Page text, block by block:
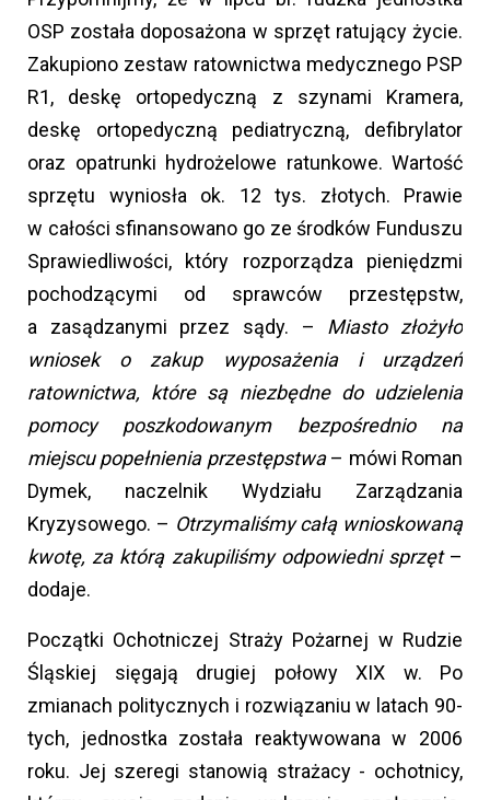
OSP została doposażona w sprzęt ratujący życie.
Zakupiono zestaw ratownictwa medycznego PSP
R1, deskę ortopedyczną z szynami Kramera,
deskę ortopedyczną pediatryczną, defibrylator
oraz opatrunki hydrożelowe ratunkowe. Wartość
sprzętu wyniosła ok. 12 tys. złotych. Prawie
w całości sfinansowano go ze środków Funduszu
Sprawiedliwości, który rozporządza pieniędzmi
pochodzącymi od sprawców przestępstw,
a zasądzanymi przez sądy. – Miasto złożyło
wniosek o zakup wyposażenia i urządzeń
ratownictwa, które są niezbędne do udzielenia
pomocy poszkodowanym bezpośrednio na
miejscu popełnienia przestępstwa– mówi Roman
Dymek, naczelnik Wydziału Zarządzania
Kryzysowego. – Otrzymaliśmy całą wnioskowaną
kwotę, za którą zakupiliśmy odpowiedni sprzęt–
dodaje.
Początki Ochotniczej Straży Pożarnej w Rudzie
Śląskiej sięgają drugiej połowy XIX w. Po
zmianach politycznych i rozwiązaniu w latach 90-
tych, jednostka została reaktywowana w 2006
roku. Jej szeregi stanowią strażacy - ochotnicy,